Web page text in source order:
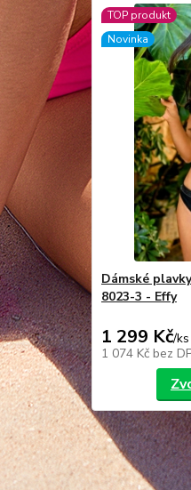
TOP produkt
Novinka
Dámské
8023-3 - Effy
1 299 Kč/ks
1 074 Kč bez